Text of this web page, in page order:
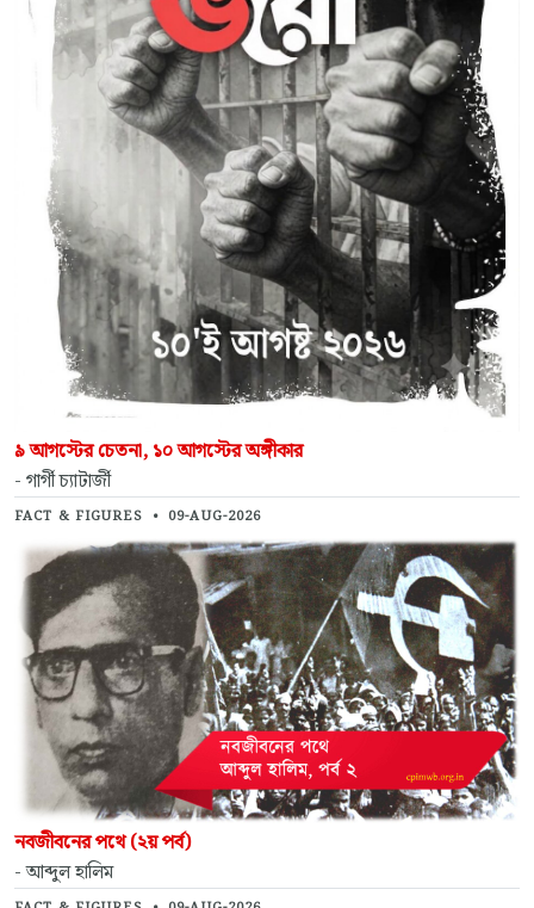
৯ আগস্টের চেতনা, ১০ আগস্টের অঙ্গীকার
- গার্গী চ্যাটার্জী
FACT & FIGURES • 09-AUG-2026
নবজীবনের পথে (২য় পর্ব)
- আব্দুল হালিম